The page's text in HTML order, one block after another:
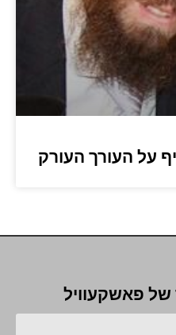
על העורך העורק
של פאשקעוויל